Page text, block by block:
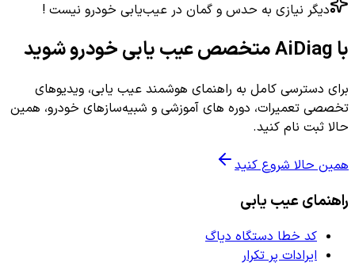
دیگر نیازی به حدس و گمان در عیب‌یابی خودرو نیست !
با AiDiag متخصص عیب یابی خودرو شوید
برای دسترسی کامل به راهنمای هوشمند عیب یابی، ویدیوهای
تخصصی تعمیرات، دوره های آموزشی و شبیه‌سازهای خودرو، همین
حالا ثبت نام کنید.
همین حالا شروع کنید
راهنمای عیب یابی
کد خطا دستگاه دیاگ
ایرادات پر تکرار